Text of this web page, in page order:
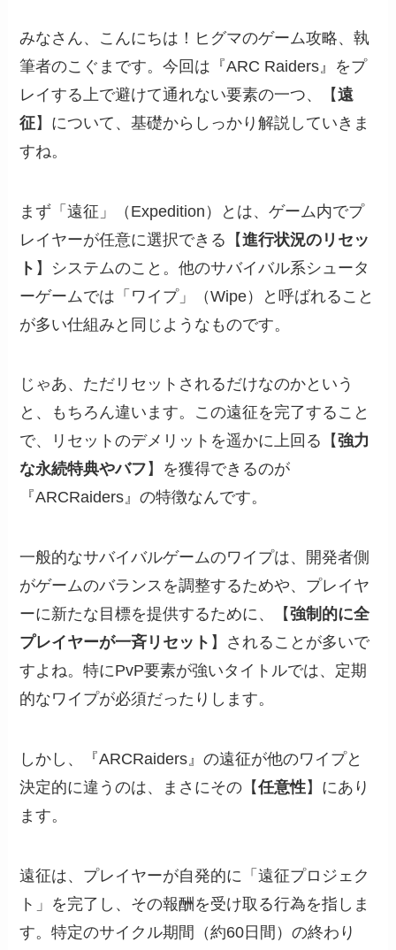
みなさん、こんにちは！ヒグマのゲーム攻略、執
筆者のこぐまです。今回は『ARC Raiders』をプ
レイする上で避けて通れない要素の一つ、【遠
征】について、基礎からしっかり解説していきま
すね。
まず「遠征」（Expedition）とは、ゲーム内でプ
レイヤーが任意に選択できる【進行状況のリセッ
ト 】システムのこと。他のサバイバル系シュータ
ーゲームでは「ワイプ」（Wipe）と呼ばれること
が多い仕組みと同じようなものです。
じゃあ、ただリセットされるだけなのかという
と、もちろん違います。この遠征を完了すること
で、リセットのデメリットを遥かに上回る【強力
な永続特典やバフ 】を獲得できるのが
『ARCRaiders』の特徴なんです。
一般的なサバイバルゲームのワイプは、開発者側
がゲームのバランスを調整するためや、プレイヤ
ーに新たな目標を提供するために、【強制的に全
プレイヤーが一斉リセット 】されることが多いで
すよね。特にPvP要素が強いタイトルでは、定期
的なワイプが必須だったりします。
しかし、『ARCRaiders』の遠征が他のワイプと
決定的に違うのは、まさにその【任意性】にあり
ます。
遠征は、プレイヤーが自発的に「遠征プロジェク
ト」を完了し、その報酬を受け取る行為を指しま
す。特定のサイクル期間（約60日間）の終わり